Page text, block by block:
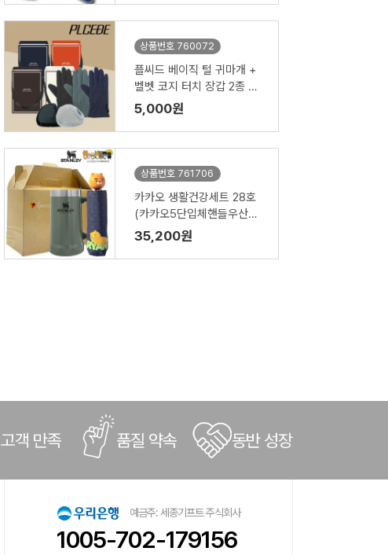
상품번호 760072
플씨드 베이직 털 귀마개 +
벨벳 코지 터치 장갑 2종 세
트
5,000원
상품번호 761706
카카오 생활건강세트 28호
(카카오5단입체핸들우산
+스탠리 빅그립머그컵709
35,200원
고객 만족 품질 약속 동반 성장
예금주: 세종기프트 주식회사
1005-702-179156